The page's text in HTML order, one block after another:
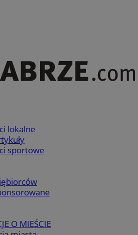
lokalne
sportowe
O MIEŚCIE